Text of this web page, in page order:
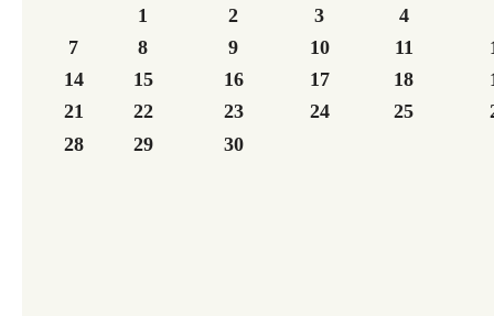
1 2 3
4
7
8 9 10 11
14
15 16 17 18
21
22 23 24 25
28
29 30